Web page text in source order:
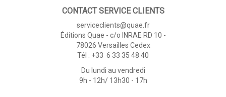
CONTACT SERVICE CLIENTS
serviceclients@quae.fr
Éditions Quae - c/o INRAE RD 10 -
78026 Versailles Cedex
Tél : +33 6 33 35 48 40
Du lundi au vendredi
9h - 12h/ 13h30 - 17h